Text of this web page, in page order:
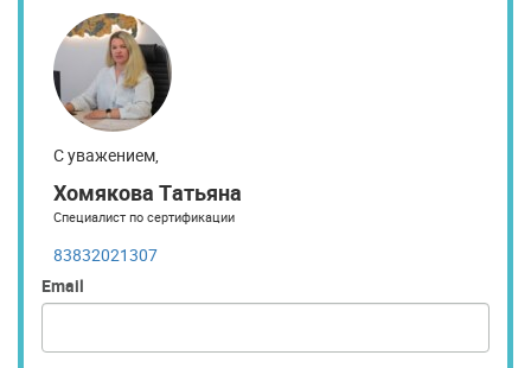
С уважением,
Хомякова Татьяна
Специалист по сертификации
83832021307
Email